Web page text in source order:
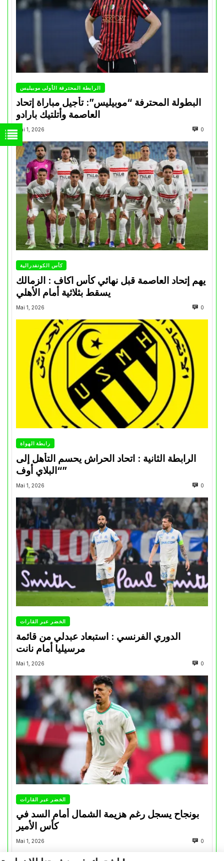
الرابطة المحترفة الأولى موبيليس
البطولة المحترفة “موبيليس”: تأجيل مباراة إتحاد
العاصمة وأتلتيك بارادو
Mai 1, 2026 0
كأس الكونفدرالية
يهم إتحاد العاصمة قبل نهائي كأس اكاف : الزمالك
Mai 1, 2026 0
رابطة الهواة
الرابطة الثانية : اتحاد الحراش يحسم التأهل إلى
“البلاي أوف”
Mai 1, 2026 0
الخضر عبر القارات
الدوري الفرنسي : استبعاد عبدلي من قائمة
مرسيليا أمام نانت
Mai 1, 2026 0
الخضر عبر القارات
بونجاح يسجل رغم هزيمة الشمال أمام السد في
كأس الأمير
Mai 1, 2026 0